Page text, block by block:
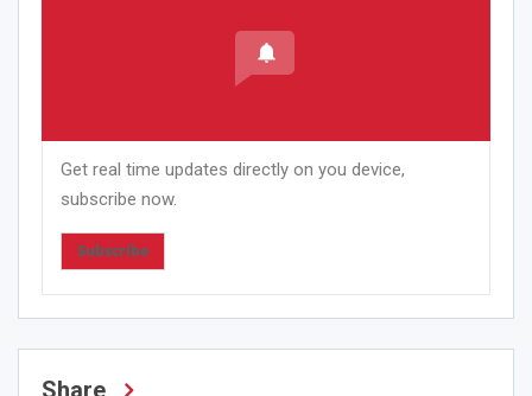
Get real time updates directly on you device,
subscribe now.
Subscribe
Share